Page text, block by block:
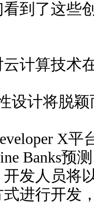
到了这些
计算技术
设计将脱颖
X
Banks预
发人员将
进行开发